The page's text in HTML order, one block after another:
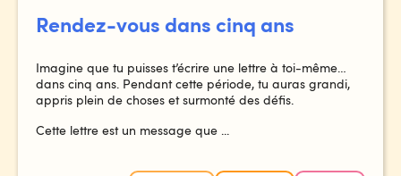
Rendez-vous dans cinq ans
Imagine que tu puisses t’écrire une lettre à toi-même…
dans cinq ans. Pendant cette période, tu auras grandi,
appris plein de choses et surmonté des défis.
Cette lettre est un message que ...